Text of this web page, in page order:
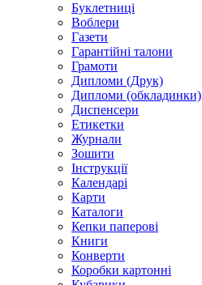
Буклетниці
Воблери
Газети
Гарантійні талони
Грамоти
Дипломи (Друк)
Дипломи (обкладинки)
Диспенсери
Етикетки
Журнали
Зошити
Інструкції
Календарі
Карти
Каталоги
Кепки паперові
Книги
Конверти
Коробки картонні